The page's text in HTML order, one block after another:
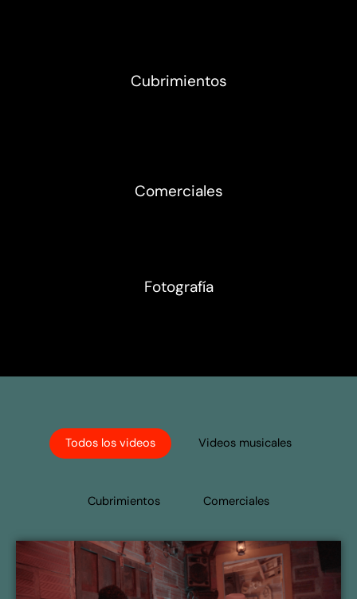
Cubrimientos
Comerciales
Fotografía
Todos los videos Videos musicales
Cubrimientos Comerciales